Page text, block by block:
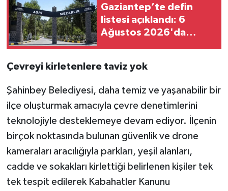
Gaziantep’te defin
listesi açıklandı: 6
Ağustos 2026'da
Çevreyi kirletenlere taviz yok
Şahinbey Belediyesi, daha temiz ve yaşanabilir bir
ilçe oluşturmak amacıyla çevre denetimlerini
teknolojiyle desteklemeye devam ediyor. İlçenin
birçok noktasında bulunan güvenlik ve drone
kameraları aracılığıyla parkları, yeşil alanları,
cadde ve sokakları kirlettiği belirlenen kişiler tek
tek tespit edilerek Kabahatler Kanunu